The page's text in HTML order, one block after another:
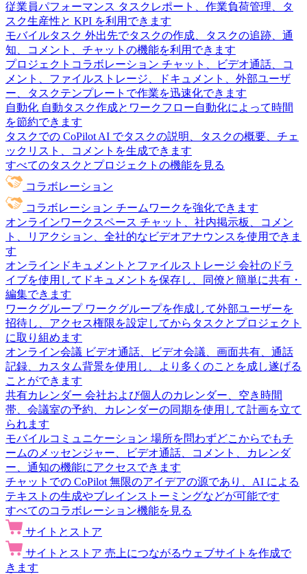
従業員パフォーマンス タスクレポート、作業負荷管理、タ
スク生産性と KPI を利用できます
モバイルタスク 外出先でタスクの作成、タスクの追跡、通
知、コメント、チャットの機能を利用できます
プロジェクトコラボレーション チャット、ビデオ通話、コ
メント、ファイルストレージ、ドキュメント、外部ユーザ
ー、タスクテンプレートで作業を迅速化できます
自動化 自動タスク作成とワークフロー自動化によって時間
を節約できます
タスクでの CoPilot AI でタスクの説明、タスクの概要、チェ
ックリスト、コメントを生成できます
すべてのタスクとプロジェクトの機能を見る
コラボレーション
コラボレーション チームワークを強化できます
オンラインワークスペース チャット、社内掲示板、コメン
ト、リアクション、全社的なビデオアナウンスを使用できま
す
オンラインドキュメントとファイルストレージ 会社のドラ
イブを使用してドキュメントを保存し、同僚と簡単に共有・
編集できます
ワークグループ ワークグループを作成して外部ユーザーを
招待し、アクセス権限を設定してからタスクとプロジェクト
に取り組めます
オンライン会議 ビデオ通話、ビデオ会議、画面共有、通話
記録、カスタム背景を使用し、より多くのことを成し遂げる
ことができます
共有カレンダー 会社および個人のカレンダー、空き時間
帯、会議室の予約、カレンダーの同期を使用して計画を立て
られます
モバイルコミュニケーション 場所を問わずどこからでもチ
ームのメッセンジャー、ビデオ通話、コメント、カレンダ
ー、通知の機能にアクセスできます
チャットでの CoPilot 無限のアイデアの源であり、AI による
テキストの生成やブレインストーミングなどが可能です
すべてのコラボレーション機能を見る
サイトとストア
サイトとストア 売上につながるウェブサイトを作成で
きます